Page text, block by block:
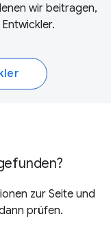
wir beitragen,
.
zur Seite und
prüfen.